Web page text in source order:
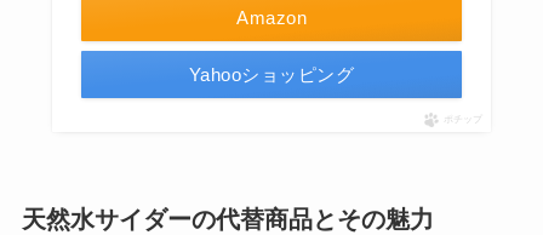
Amazon
Yahooショッピング
ポチップ
天然水サイダーの代替商品とその魅力